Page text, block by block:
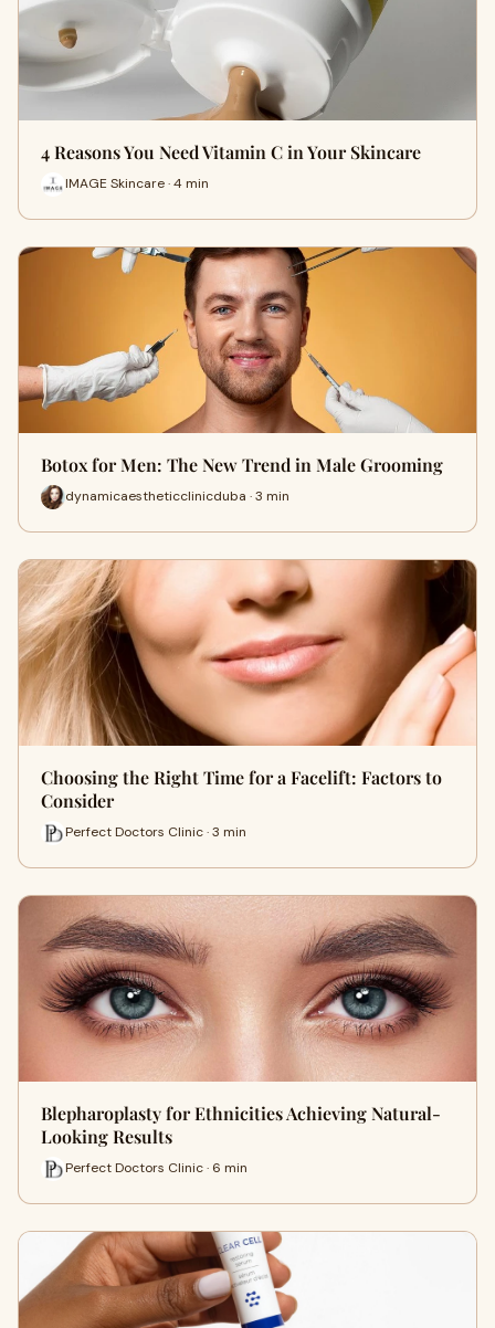
4 Reasons You Need Vitamin C in Your Skincare
IMAGE Skincare · 4 min
Botox for Men: The New Trend in Male Grooming
dynamicaestheticclinicduba · 3 min
Choosing the Right Time for a Facelift: Factors to
Consider
Perfect Doctors Clinic · 3 min
Blepharoplasty for Ethnicities Achieving Natural-
Looking Results
Perfect Doctors Clinic · 6 min